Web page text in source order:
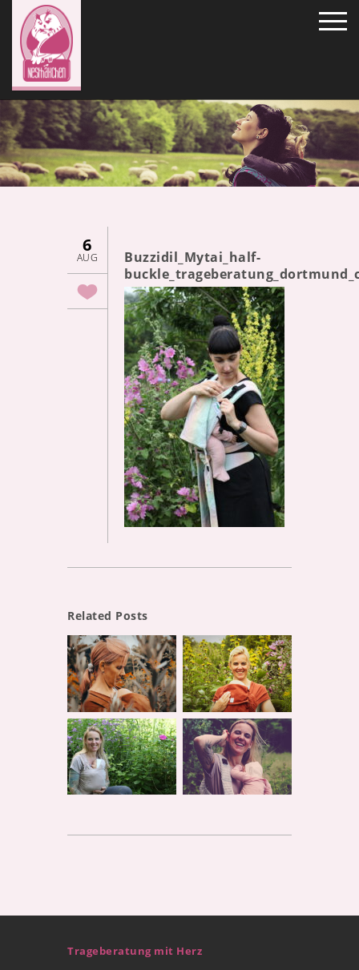
6
AUG
Buzzidil_Mytai_half-
Related Posts
Trageberatung mit Herz